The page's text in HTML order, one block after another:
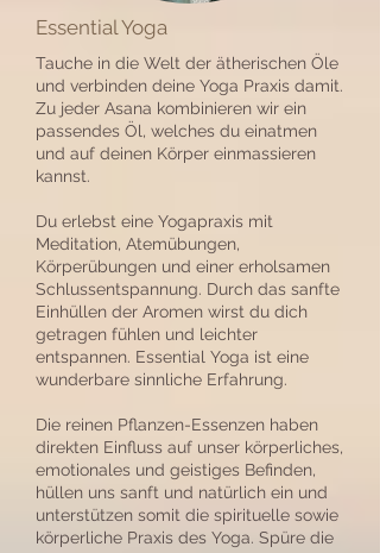
Essential Yoga
Tauche in die Welt der ätherischen Öle
und verbinden deine Yoga Praxis damit.
Zu jeder Asana kombinieren wir ein
passendes Öl, welches du einatmen
und auf deinen Körper einmassieren
kannst.
Du erlebst eine Yogapraxis mit
Meditation, Atemübungen,
Körperübungen und einer erholsamen
Schlussentspannung. Durch das sanfte
Einhüllen der Aromen wirst du dich
getragen fühlen und leichter
entspannen. Essential Yoga ist eine
wunderbare sinnliche Erfahrung.
Die reinen Pflanzen-Essenzen haben
direkten Einfluss auf unser körperliches,
emotionales und geistiges Befinden,
hüllen uns sanft und natürlich ein und
unterstützen somit die spirituelle sowie
körperliche Praxis des Yoga. Spüre die